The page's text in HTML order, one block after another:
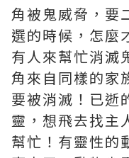
角被鬼威脅，要
選的時候，怎麼
有人來幫忙消滅
角來自同樣的家
要被消滅！已逝
靈，想飛去找主
幫忙！有靈性的